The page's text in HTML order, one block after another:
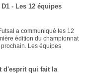
- Les 12 équipes
a communiqué les 12
édition du championnat
Les équipes
d'esprit qui fait la